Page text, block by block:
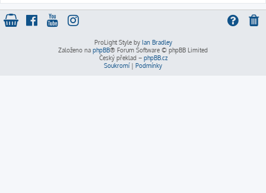
ProLight Style by Ian Bradley
Založeno na phpBB® Forum Software © phpBB Limited
Český překlad – phpBB.cz
Soukromí| Podmínky